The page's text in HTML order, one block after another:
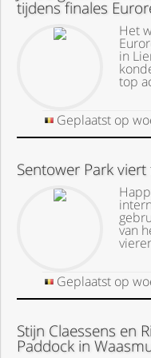
tijdens finales
Het
in
top
Geplaatst op
Sentower Park
van
Geplaatst op
Stijn Claessens en
Paddock in